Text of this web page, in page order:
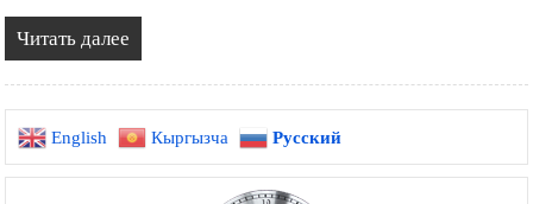
Читать далее
English Кыргызча Русский